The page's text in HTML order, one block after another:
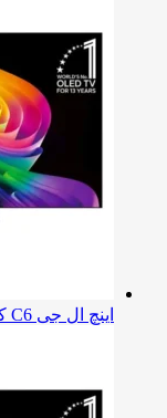
اینچ ال جی C6 کیولد 2026 مدل 77C6